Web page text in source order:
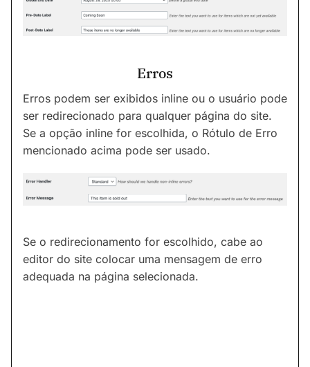
Erros
Erros podem ser exibidos inline ou o usuário pode
ser redirecionado para qualquer página do site.
Se a opção inline for escolhida, o Rótulo de Erro
mencionado acima pode ser usado.
Se o redirecionamento for escolhido, cabe ao
editor do site colocar uma mensagem de erro
adequada na página selecionada.